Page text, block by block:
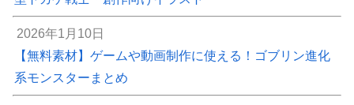
2026年1月10日
【無料素材】ゲームや動画制作に使える！ゴブリン進化
系モンスターまとめ